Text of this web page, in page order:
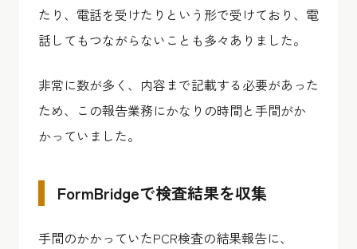
たり、電話を受けたりという形で受けており、電
話してもつながらないことも多々ありました。
非常に数が多く、内容まで記載する必要があった
ため、この報告業務にかなりの時間と手間がか
かっていました。
FormBridgeで検査結果を収集
手間のかかっていたPCR検査の結果報告に、